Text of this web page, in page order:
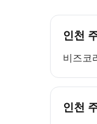
인천
비즈코
인천